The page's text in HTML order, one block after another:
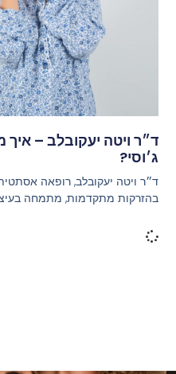
ד״ר ויטה יעקובלב –
ג׳וסי?
ד״ר ויטה יעקובלב, רופאה
בהזרקות מתקדמות, מתמחה